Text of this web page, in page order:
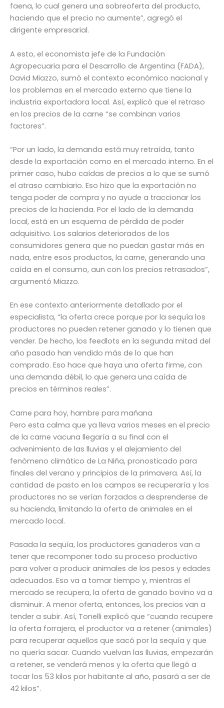
faena, lo cual genera una sobreoferta del producto,
haciendo que el precio no aumente”, agregó el
dirigente empresarial.
A esto, el economista jefe de la Fundación
Agropecuaria para el Desarrollo de Argentina (FADA),
David Miazzo, sumó el contexto económico nacional y
los problemas en el mercado externo que tiene la
industria exportadora local. Así, explicó que el retraso
en los precios de la carne “se combinan varios
factores”.
“Por un lado, la demanda está muy retraída, tanto
desde la exportación como en el mercado interno. En el
primer caso, hubo caídas de precios a lo que se sumó
el atraso cambiario. Eso hizo que la exportación no
tenga poder de compra y no ayude a traccionar los
precios de la hacienda. Por el lado de la demanda
local, está en un esquema de pérdida de poder
adquisitivo. Los salarios deteriorados de los
consumidores genera que no puedan gastar más en
nada, entre esos productos, la carne, generando una
caída en el consumo, aun con los precios retrasados”,
argumentó Miazzo.
En ese contexto anteriormente detallado por el
especialista, “la oferta crece porque por la sequía los
productores no pueden retener ganado y lo tienen que
vender. De hecho, los feedlots en la segunda mitad del
año pasado han vendido más de lo que han
comprado. Eso hace que haya una oferta firme, con
una demanda débil, lo que genera una caída de
precios en términos reales”.
Carne para hoy, hambre para mañana
Pero esta calma que ya lleva varios meses en el precio
de la carne vacuna llegaría a su final con el
advenimiento de las lluvias y el alejamiento del
fenómeno climático de La Niña, pronosticado para
finales del verano y principios de la primavera. Así, la
cantidad de pasto en los campos se recuperaría y los
productores no se verían forzados a desprenderse de
su hacienda, limitando la oferta de animales en el
mercado local.
Pasada la sequía, los productores ganaderos van a
tener que recomponer todo su proceso productivo
para volver a producir animales de los pesos y edades
adecuados. Eso va a tomar tiempo y, mientras el
mercado se recupera, la oferta de ganado bovino va a
disminuir. A menor oferta, entonces, los precios van a
tender a subir. Así, Tonelli explicó que “cuando recupere
la oferta forrajera, el productor va a retener (animales)
para recuperar aquellos que sacó por la sequía y que
no quería sacar. Cuando vuelvan las lluvias, empezarán
a retener, se venderá menos y la oferta que llegó a
tocar los 53 kilos por habitante al año, pasará a ser de
42 kilos”.